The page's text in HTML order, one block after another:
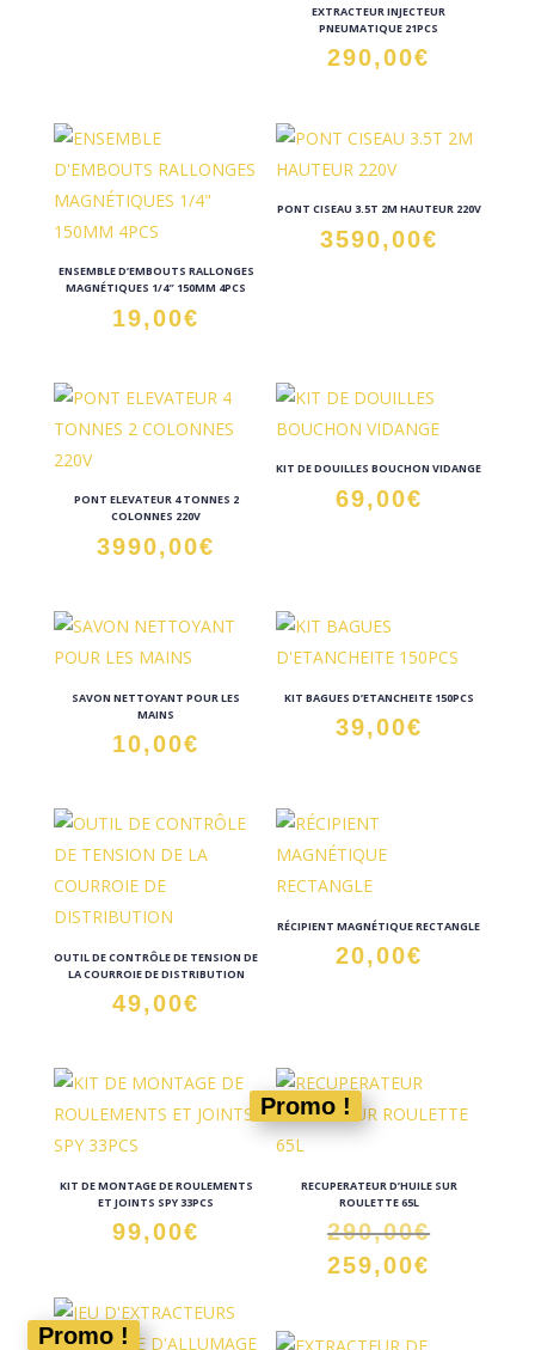
EXTRACTEUR INJECTEUR
PNEUMATIQUE 21PCS
290,00€
ENSEMBLE D’EMBOUTS RALLONGES
MAGNÉTIQUES 1/4″ 150MM 4PCS
19,00€
PONT CISEAU 3.5T 2M HAUTEUR 220V
3590,00€
PONT ELEVATEUR 4 TONNES 2
COLONNES 220V
3990,00€
KIT DE DOUILLES BOUCHON VIDANGE
69,00€
SAVON NETTOYANT POUR LES
MAINS
10,00€
KIT BAGUES D’ETANCHEITE 150PCS
39,00€
OUTIL DE CONTRÔLE DE TENSION DE
LA COURROIE DE DISTRIBUTION
49,00€
RÉCIPIENT MAGNÉTIQUE RECTANGLE
20,00€
KIT DE MONTAGE DE ROULEMENTS
ET JOINTS SPY 33PCS
99,00€
Promo !
RECUPERATEUR D’HUILE SUR
ROULETTE 65L
290,00€Le
259,00€
Promo !